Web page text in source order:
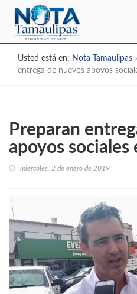
Usted está en: Nota Tamaulipas
entrega de nuevos apoyos
Preparan
apoyos sociales
miércoles, 2 de enero de 2019